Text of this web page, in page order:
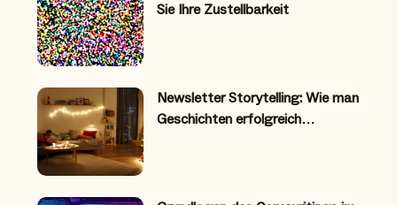
Sie Ihre Zustellbarkeit
Newsletter Storytelling: Wie man
Geschichten erfolgreich…